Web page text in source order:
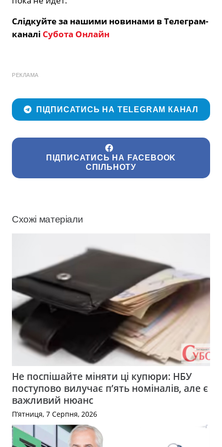
Слідкуйте за нашими новинами в Телеграм-
каналі Субота Онлайн
РЕКЛАМА
ПІДПИСАТИСЬ НА TELEGRAM КАНАЛ
ПІДПИСАТИСЬ НА FACEBOOK
СПІЛЬНОТУ
Схожі матеріали
Не поспішайте міняти ці купюри: НБУ
поступово вилучає п’ять номіналів, але є
важливий нюанс
П’ятниця, 7 Серпня, 2026